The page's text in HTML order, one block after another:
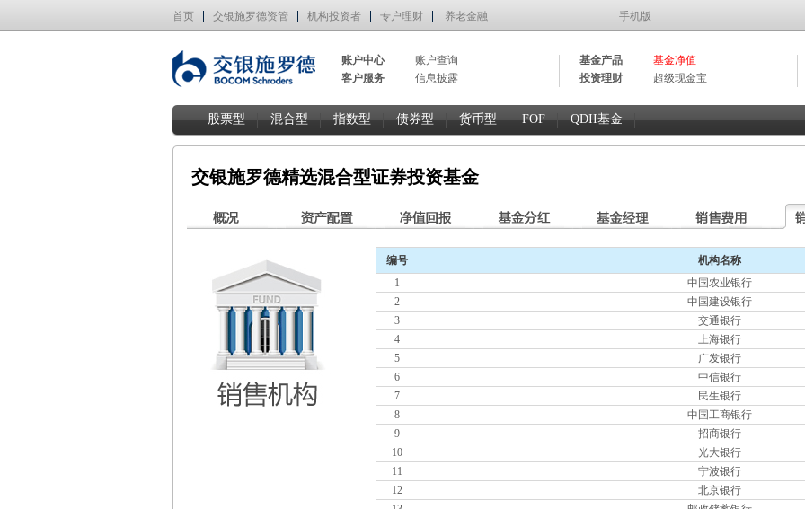
首页 交银施罗德资管 机构投资者 专户理财 养老金融 手机版
账户中心
账户查询
客户服务
信息披露
基金产品
基金净值
投资理财
超级现金宝
股票型 混合型 指数型 债券型 货币型 FOF QDII基金
交银施罗德精选混合型证券投资基金
编号
机构名称
1
中国农业银行
2
中国建设银行
3
交通银行
4
上海银行
5
广发银行
6
中信银行
7
民生银行
8
中国工商银行
9
招商银行
10
光大银行
11
宁波银行
12
北京银行